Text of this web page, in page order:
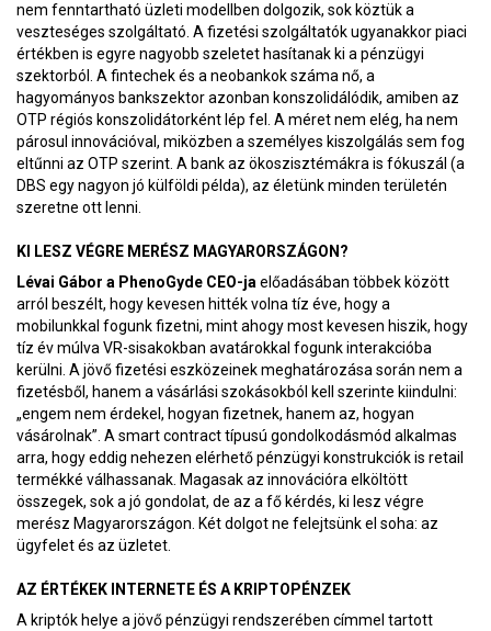
nem fenntartható üzleti modellben dolgozik, sok köztük a
veszteséges szolgáltató. A fizetési szolgáltatók ugyanakkor piaci
értékben is egyre nagyobb szeletet hasítanak ki a pénzügyi
szektorból. A fintechek és a neobankok száma nő, a
hagyományos bankszektor azonban konszolidálódik, amiben az
OTP régiós konszolidátorként lép fel. A méret nem elég, ha nem
párosul innovációval, miközben a személyes kiszolgálás sem fog
eltűnni az OTP szerint. A bank az ökoszisztémákra is fókuszál (a
DBS egy nagyon jó külföldi példa), az életünk minden területén
szeretne ott lenni.
KI LESZ VÉGRE MERÉSZ MAGYARORSZÁGON?
Lévai Gábor a PhenoGyde CEO-ja előadásában többek között
arról beszélt, hogy kevesen hitték volna tíz éve, hogy a
mobilunkkal fogunk fizetni, mint ahogy most kevesen hiszik, hogy
tíz év múlva VR-sisakokban avatárokkal fogunk interakcióba
kerülni. A jövő fizetési eszközeinek meghatározása során nem a
fizetésből, hanem a vásárlási szokásokból kell szerinte kiindulni:
„engem nem érdekel, hogyan fizetnek, hanem az, hogyan
vásárolnak”. A smart contract típusú gondolkodásmód alkalmas
arra, hogy eddig nehezen elérhető pénzügyi konstrukciók is retail
termékké válhassanak. Magasak az innovációra elköltött
összegek, sok a jó gondolat, de az a fő kérdés, ki lesz végre
merész Magyarországon. Két dolgot ne felejtsünk el soha: az
ügyfelet és az üzletet.
AZ ÉRTÉKEK INTERNETE ÉS A KRIPTOPÉNZEK
A kriptók helye a jövő pénzügyi rendszerében címmel tartott